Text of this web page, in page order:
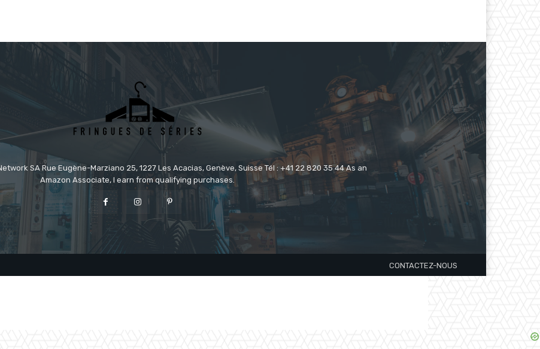
SA Rue Eugène-Marziano 25, 1227 Les Acacias, Genève, Suisse Tél : +41 22 820 35 44 As an
Amazon Associate, I earn from qualifying purchases.
CONTACTEZ-NOUS